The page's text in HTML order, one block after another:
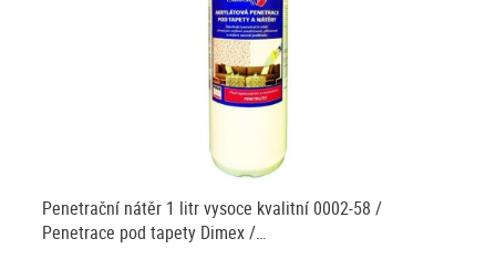
Penetrační nátěr 1 litr vysoce kvalitní 0002-58 /
Penetrace pod tapety Dimex /…